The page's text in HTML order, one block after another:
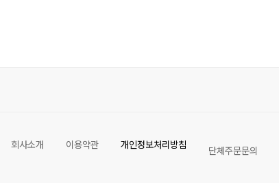
회사소개 이용약관 개인정보처리방침
단체주문문의